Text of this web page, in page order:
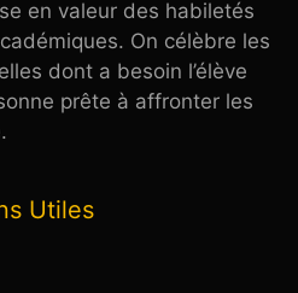
en valeur des habiletés
On célèbre les
dont a besoin l’élève
prête à affronter les
Utiles